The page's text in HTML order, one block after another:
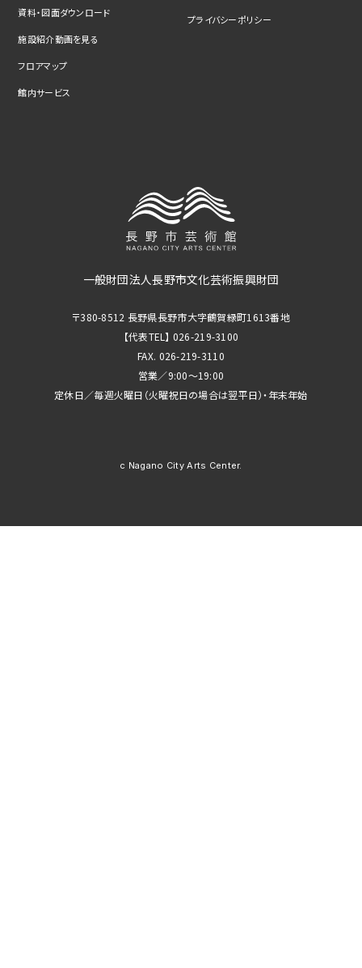
資料・図面ダウンロード
施設紹介動画を見る
フロアマップ
館内サービス
プライバシーポリシー
一般財団法人長野市文化芸術振興財団
〒380-8512 長野県長野市大字鶴賀緑町1613番地
【代表TEL】 026-219-3100
FAX. 026-219-3110
営業／9:00～19:00
定休日／毎週火曜日（火曜祝日の場合は翌平日）・年末年始
c Nagano City Arts Center.